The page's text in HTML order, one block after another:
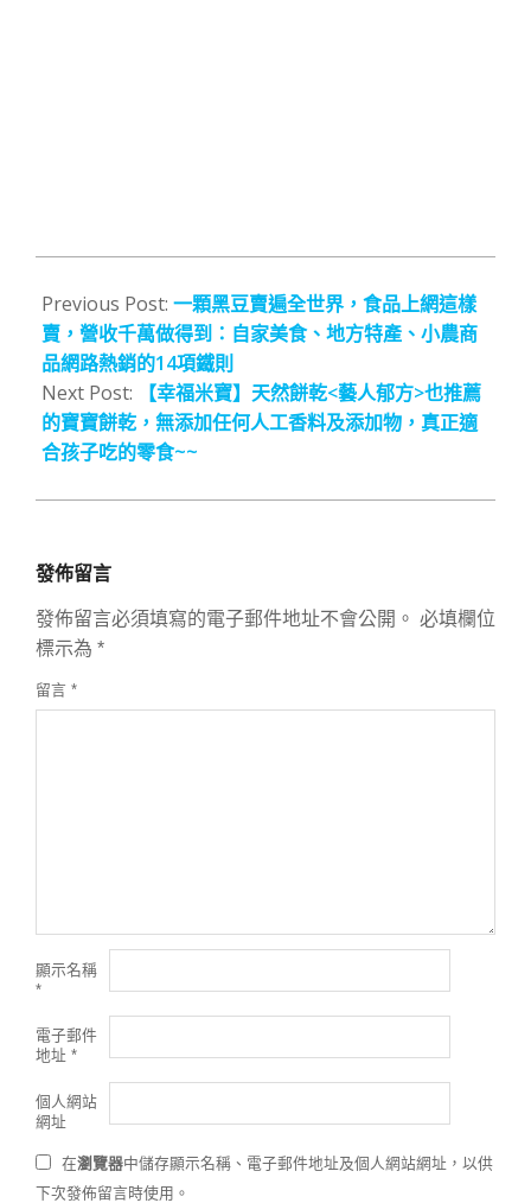
11-
15
Previous Post: 一顆黑豆賣遍全世界，食品上網這樣
賣，營收千萬做得到：自家美食、地方特產、小農商
品網路熱銷的14項鐵則
Next Post:
【幸福米寶】天然餅乾<藝人郁方>也推薦
的寶寶餅乾，無添加任何人工香料及添加物，真正適
合孩子吃的零食~~
發佈留言
發佈留言必須填寫的電子郵件地址不會公開。 必填欄位
標示為 *
留言 *
顯示名稱
*
電子郵件
地址 *
個人網站
網址
在瀏覽器中儲存顯示名稱、電子郵件地址及個人網站網址，以供
下次發佈留言時使用。